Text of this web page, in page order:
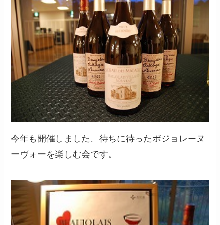
今年も開催しました。待ちに待ったボジョレーヌ
ーヴォーを楽しむ会です。